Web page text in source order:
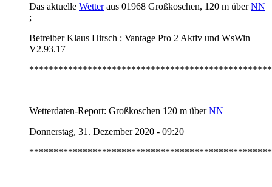
Das aktuelle Wetteraus 01968 Großkoschen, 120 m überNN
;
Betreiber Klaus Hirsch ; Vantage Pro 2 Aktiv und WsWin
V2.93.17
Wetterdaten-Report: Großkoschen 120 m überNN
Donnerstag, 31. Dezember 2020 - 09:20